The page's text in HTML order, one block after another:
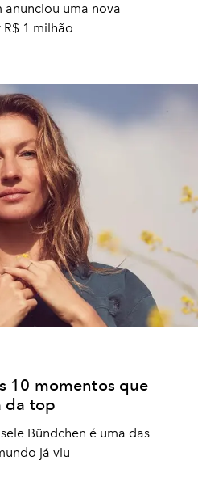
anunciou uma nova
1 milhão
10 momentos que
da top
Bündchen é uma das
já viu